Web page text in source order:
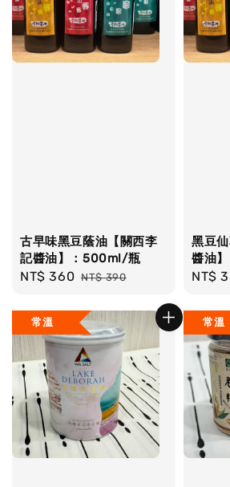
古早味黑豆蔭油【關西李
記醬油】：500ml/瓶
Sale
NT$ 360 Regular
NT$ 390
黑豆
醬油
Sale
NT$
常溫 常溫